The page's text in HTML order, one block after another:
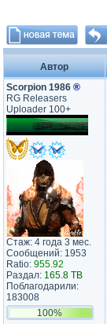
Автор
Scorpion 1986 ®
RG Releasers
Uploader 100+
Стаж: 4 года 3 мес.
Сообщений: 1953
Ratio: 955.92
Раздал: 165.8 TB
Поблагодарили:
183008
100%